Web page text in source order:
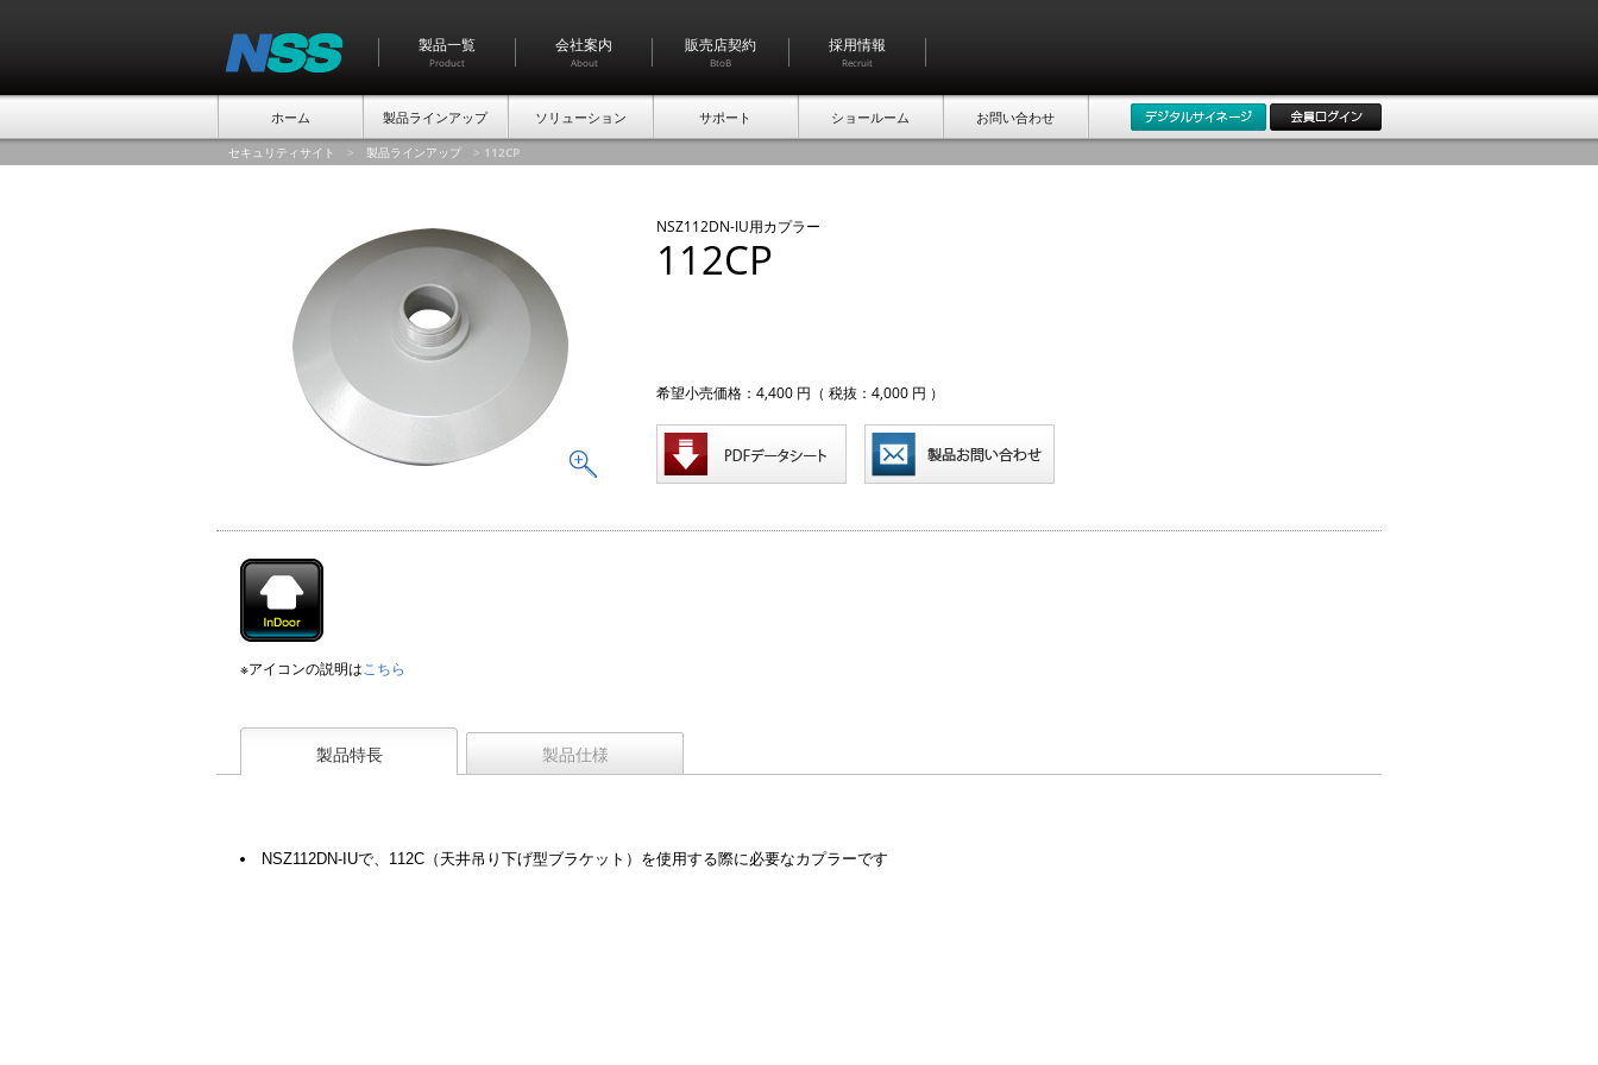
製品一覧
Product
会社案内
About
販売店契約
BtoB
採用情報
Recruit
ホーム 製品ラインアップ ソリューション サポート ショールーム お問い合わせ
セキュリティサイト > 製品ラインアップ > 112CP
NSZ112DN-IU用カプラー
112CP
希望小売価格：4,400 円（ 税抜：4,000 円 ）
※アイコンの説明はこちら
製品特長 製品仕様
NSZ112DN-IUで、112C（天井吊り下げ型ブラケット）を使用する際に必要なカプラーです